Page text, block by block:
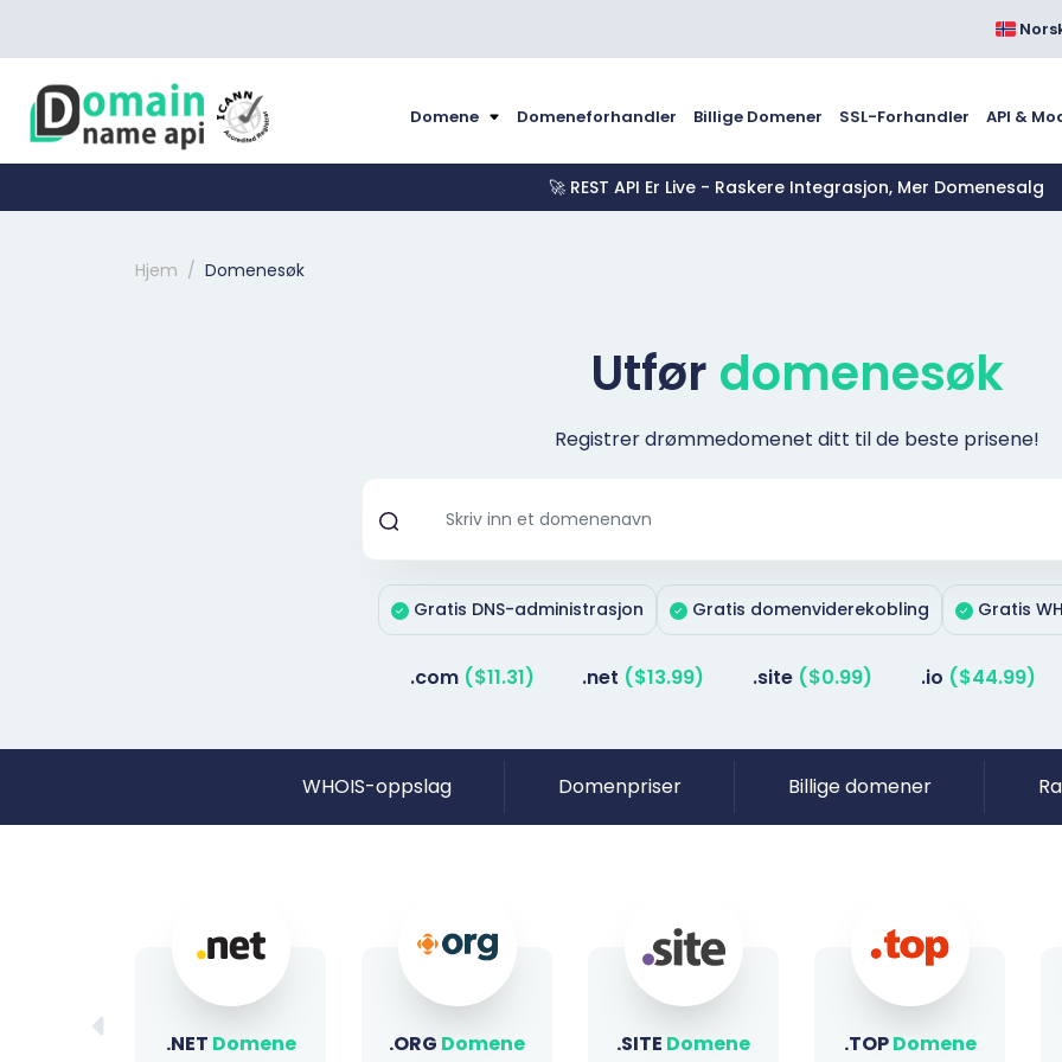
Domene Domeneforhandler Billige Domener SSL-Forhandler API &
🚀 REST API Er Live - Raskere Integrasjon, Mer Domenesalg
Hjem Domenesøk
Utfør domenesøk
Registrer drømmedomenet ditt til de beste prisene!
Gratis DNS-administrasjon Gratis domenviderekobling Gratis
.com ($11.31) .net ($13.99) .site ($0.99) .io ($44.99)
WHOIS-oppslag Domenpriser Billige domener
.ORGDomene .SITE Domene .TOP Domene .SHOPDomene